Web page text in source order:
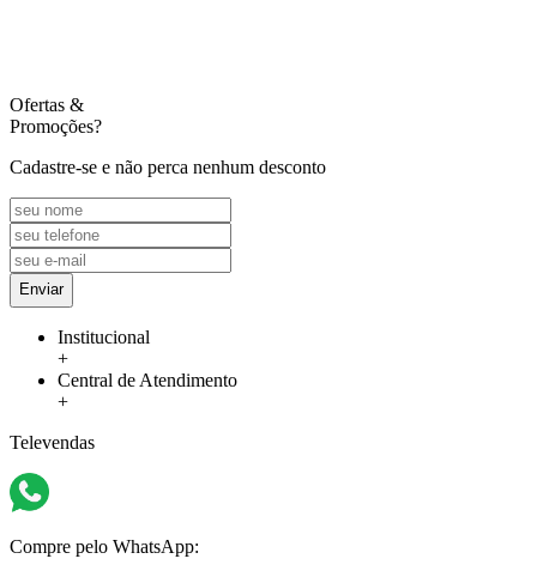
Ofertas &
Promoções?
Cadastre-se e não perca nenhum desconto
Enviar
Institucional
+
Central de Atendimento
+
Televendas
Compre pelo WhatsApp: